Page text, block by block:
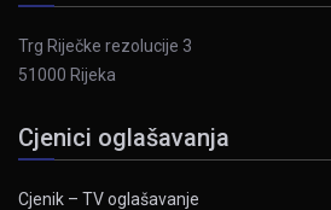
Trg Riječke rezolucije 3
51000 Rijeka
Cjenici oglašavanja
Cjenik – TV oglašavanje